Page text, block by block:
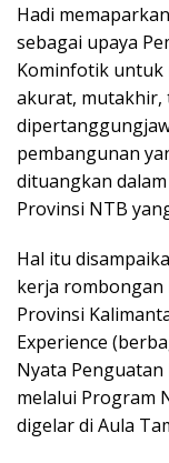
Hadi
sebagai upaya
Kominfotik untuk
akurat, mutakhir,
pembangunan
dituangkan
Provinsi NTB
Hal itu
kerja rombongan
Provinsi
Experience
Nyata
melalui Program
digelar di Aula